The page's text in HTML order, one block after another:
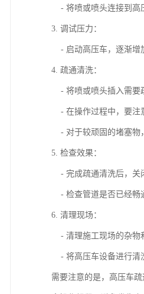
- 将喷或喷头连接到高
3. 调试压力：
- 启动高压车，逐渐增
4. 疏通清洗：
- 将喷或喷头插入需要
- 在操作过程中，要注
- 对于较顽固的堵塞物
5. 检查效果：
- 完成疏通清洗后，关
- 检查管道是否已经畅
6. 清理现场：
- 清理施工现场的杂物
- 将高压车设备进行清
需要注意的是，高压车